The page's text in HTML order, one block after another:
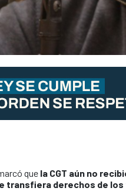
que la CGT aún no
transfiera derechos de